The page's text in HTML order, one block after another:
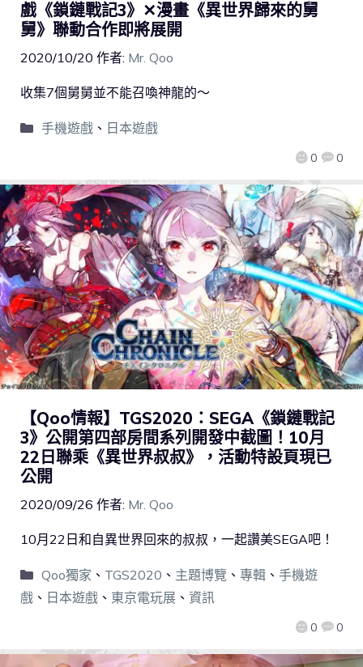
戲《鎖鏈戰記3》✕漫畫《異世界歸來的舅
舅》聯動合作即將展開
2020/10/20 作者: Mr. Qoo
0 0
收集7個舅舅並不能召喚神龍的～
手機遊戲、 日本遊戲
【Qoo情報】TGS2020：SEGA《鎖鏈戰記
3》公開第四部房間系列開發中截圖！10月
22日聯乘《異世界叔叔》，活動特設頁現已
公開
2020/09/26 作者: Mr. Qoo
0 0
10月22日和自異世界回來的叔叔，一起讚美SEGA吧！
Qoo獨家 、 TGS2020 、 主題博覽 、 專輯、 手機遊
戲 、 日本遊戲 、 東京電玩展 、 資訊